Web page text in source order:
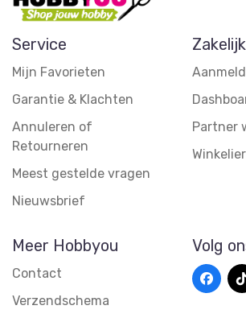
Service
Mijn Favorieten
Garantie & Klachten
Annuleren of
Retourneren
Meest gestelde vragen
Nieuwsbrief
Zakelijk
Partner
Meer Hobbyou
Contact
Verzendschema
Volg